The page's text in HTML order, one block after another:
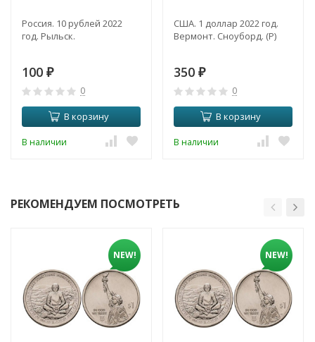
Россия. 10 рублей 2022
год. Рыльск.
100 ₽
0
В корзину
В наличии
США. 1 доллар 2022 год.
Вермонт. Сноуборд. (P)
350 ₽
0
В корзину
В наличии
РЕКОМЕНДУЕМ ПОСМОТРЕТЬ
NEW! NEW!